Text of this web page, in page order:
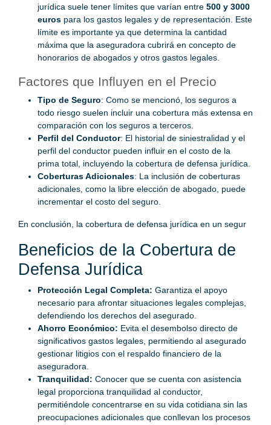
jurídica suele tener límites que varían entre 500 y 3000
euros para los gastos legales y de representación. Este
límite es importante ya que determina la cantidad
máxima que la aseguradora cubrirá en concepto de
honorarios de abogados y otros gastos legales.
Factores que Influyen en el Precio
Tipo de Seguro: Como se mencionó, los seguros a
todo riesgo suelen incluir una cobertura más extensa en
comparación con los seguros a terceros.
Perfil del Conductor: El historial de siniestralidad y el
perfil del conductor pueden influir en el costo de la
prima total, incluyendo la cobertura de defensa jurídica.
Coberturas Adicionales: La inclusión de coberturas
adicionales, como la libre elección de abogado, puede
incrementar el costo del seguro.
En conclusión, la cobertura de defensa jurídica en un segur
Beneficios de la Cobertura de
Defensa Jurídica
Protección Legal Completa: Garantiza el apoyo
necesario para afrontar situaciones legales complejas,
defendiendo los derechos del asegurado.
Ahorro Económico: Evita el desembolso directo de
significativos gastos legales, permitiendo al asegurado
gestionar litigios con el respaldo financiero de la
aseguradora.
Tranquilidad: Conocer que se cuenta con asistencia
legal proporciona tranquilidad al conductor,
permitiéndole concentrarse en su vida cotidiana sin las
preocupaciones adicionales que conllevan los procesos